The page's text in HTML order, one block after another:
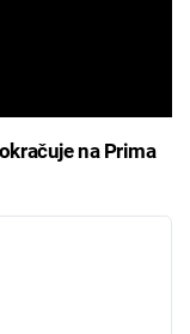
na Prima